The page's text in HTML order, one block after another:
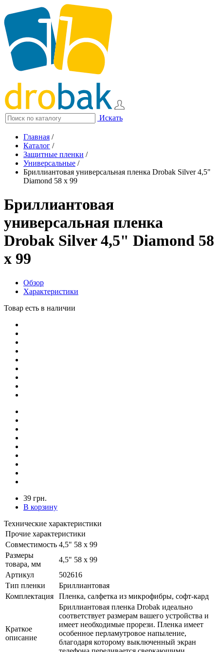
Искать
Главная /
Каталог /
Защитные пленки /
Универсальные /
Бриллиантовая универсальная пленка Drobak Silver 4,5"
Diamond 58 х 99
Бриллиантовая
универсальная пленка
Drobak Silver 4,5" Diamond 58
х 99
Обзор
Характеристики
Товар есть в наличии
39 грн.
В корзину
Технические характеристики
Прочие характеристики
Совместимость 4,5" 58 х 99
Размеры
товара, мм
4,5" 58 х 99
Артикул
502616
Тип пленки
Бриллиантовая
Комплектация
Пленка, салфетка из микрофибры, софт-кард
Краткое
описание
Бриллиантовая пленка Drobak идеально
соответствует размерам вашего устройства и
имеет необходимые прорези. Пленка имеет
особенное перламутровое напыление,
благодаря которому выключенный экран